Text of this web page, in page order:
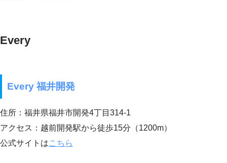
Every
Every 福井開発
住所：福井県福井市開発4丁目314-1
アクセス：越前開発駅から徒歩15分（1200m）
公式サイトはこちら